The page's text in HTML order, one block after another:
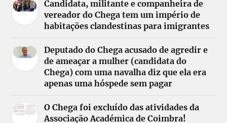
Candidata, militante e companheira de
vereador do Chega tem um império de
habitações clandestinas para imigrantes
Deputado do Chega acusado de agredir e
de ameaçar a mulher (candidata do
Chega) com uma navalha diz que ela era
apenas uma hóspede sem pagar
O Chega foi excluído das atividades da
Associação Académica de Coimbra!